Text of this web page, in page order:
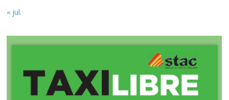
« jul.